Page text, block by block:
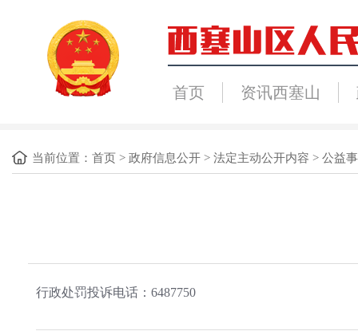
首页 资讯西塞山
当前位置： 首页 > 政府信息公开 > 法定主动公开内容 > 公益
行政处罚投诉电话：6487750